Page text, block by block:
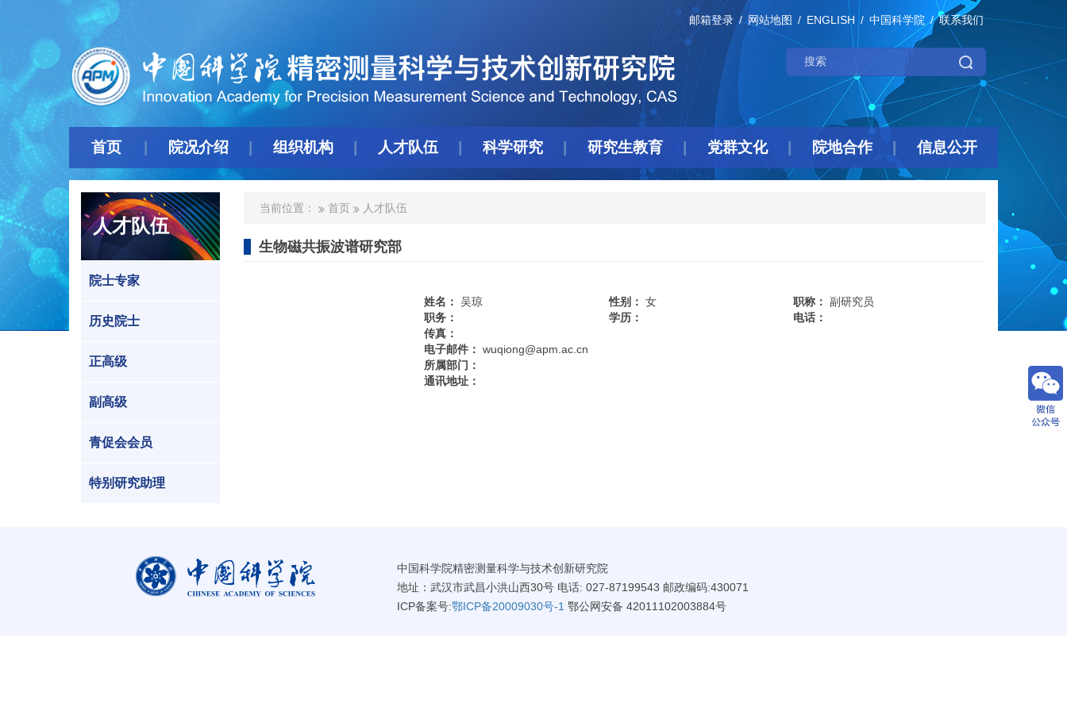
邮箱登录 网站地图 ENGLISH 中国科学院 联系我们
首页 院况介绍 组织机构 人才队伍 科学研究 研究生教育 党群文化 院地合作 信息公开
人才队伍
院士专家
历史院士
正高级
副高级
青促会会员
特别研究助理
当前位置： 首页 人才队伍
生物磁共振波谱研究部
姓名： 吴琼 性别： 女 职称： 副研究员
职务：
学历：
电话：
传真：
电子邮件： wuqiong@apm.ac.cn
所属部门：
通讯地址：
中国科学院精密测量科学与技术创新研究院
地址：武汉市武昌小洪山西30号 电话: 027-87199543 邮政编码:430071
ICP备案号:鄂ICP备20009030号-1 鄂公网安备 42011102003884号